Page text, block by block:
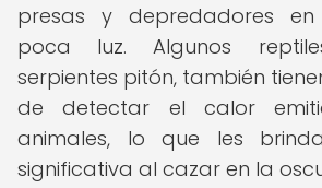
presas y depredadores
poca luz. Algunos
serpientes pitón, también
de detectar el calor
animales, lo que les
significativa al cazar en la